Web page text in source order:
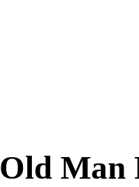
Old Man